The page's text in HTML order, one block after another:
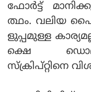
ഫോർട്ട്
ത്ഥം. വലിയ
ളുപ്പമുള്ള
ക്ഷെ
സ്ക്രിപ്റ്റിനെ